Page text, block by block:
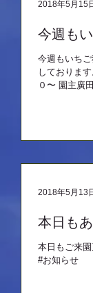
今週も
今週もいちご狩り開園致します。 １６日水曜
しておりま
０〜 園主廣
2018年5月15
本日も
本日もご来
#お知らせ
2018年5月13